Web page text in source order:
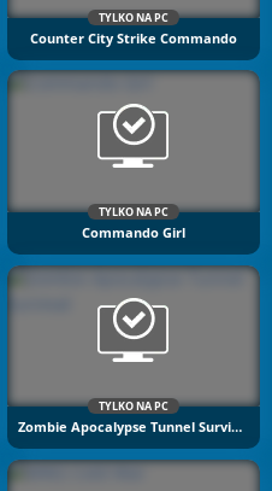
TYLKO NA PC
Counter City Strike Commando
TYLKO NA PC
Commando Girl
TYLKO NA PC
Zombie Apocalypse Tunnel Survival